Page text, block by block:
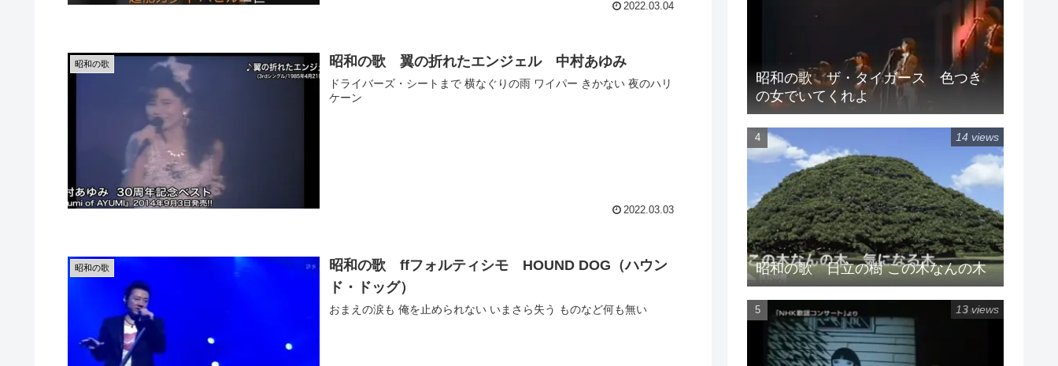
2022.03.04
昭和の歌 昭和の歌 翼の折れたエンジェル 中村あゆみ
ドライバーズ・シートまで 横なぐりの雨 ワイパー きかない 夜のハリ
ケーン
2022.03.03
昭和の歌
昭和の歌 ffフォルティシモ HOUND DOG（ハウン
ド・ドッグ）
おまえの涙も 俺を止められない いまさら失う ものなど何も無い
昭和の歌 ザ・タイガース 色つき
の女でいてくれよ
昭和の歌 日立の樹 この木なんの木
14 views
13 views